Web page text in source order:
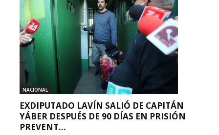
NACIONAL
EXDIPUTADO LAVÍN SALIÓ DE CAPITÁN
YÁBER DESPUÉS DE 90 DÍAS EN PRISIÓN
PREVENT...